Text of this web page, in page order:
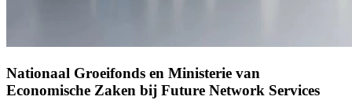
Nationaal Groeifonds en Ministerie van
Economische Zaken bij Future Network Services